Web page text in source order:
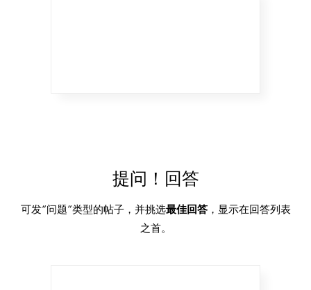
提问！回答
可发“问题”类型的帖子，并挑选最佳回答，显示在回答列表
之首。